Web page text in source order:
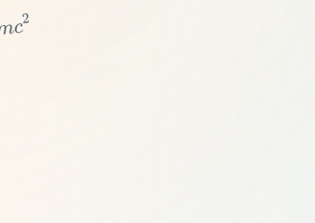
2